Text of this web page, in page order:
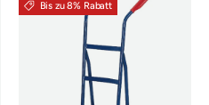
Bis zu 8% Rabatt